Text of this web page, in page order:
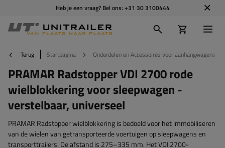
Heb je een vraag? Bel ons: +31 30 3100444
Terug Startpagina Onderdelen en Accessoires voor aanhangwagens
PRAMAR Radstopper VDI 2700 rode
wielblokkering voor sleepwagen -
verstelbaar, universeel
PRAMAR Radstopper wielblokkering is bedoeld voor het immobiliseren
van de wielen van getransporteerde voertuigen op sleepwagens en
transporttrailers. De afstand is 275–335 mm. Het VDI 2700-